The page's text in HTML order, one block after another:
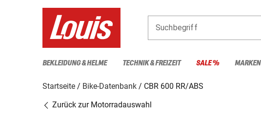
Suchbegriff
BEKLEIDUNG & HELME TECHNIK & FREIZEIT SALE % MARKEN
Startseite Bike-Datenbank
CBR 600 RR/ABS
Zurück zur Motorradauswahl